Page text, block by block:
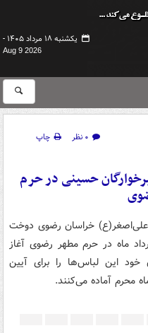
یکشنبه ۱۸ مرداد ۱۴۰۵ -
Aug 9 2026
۰ نظر
چاپ
حسینی در حرم
خراسان رضوی دوخت
ماه در حرم مطهر رضوی آغاز
این لباس‌ها را برای آیین
محرم آماده می‌کنند.